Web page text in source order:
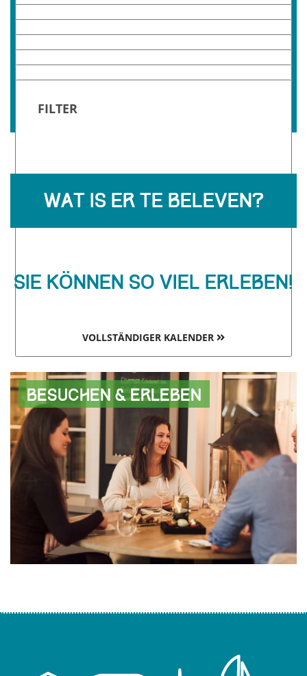
aufgelistet:
Wat is er te beleven?
Sie können so viel erleben!
VOLLSTÄNDIGER KALENDER
Besuchen & Erleben